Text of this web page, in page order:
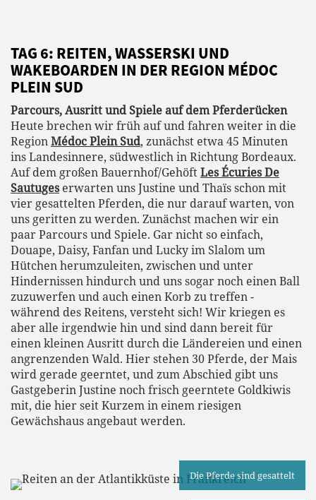
TAG 6: REITEN, WASSERSKI UND
WAKEBOARDEN IN DER REGION MÉDOC
PLEIN SUD
Parcours, Ausritt und Spiele auf dem Pferderücken
Heute brechen wir früh auf und fahren weiter in die
RegionMédoc Plein Sud, zunächst etwa 45 Minuten
ins Landesinnere, südwestlich in Richtung Bordeaux.
Auf dem großen Bauernhof/GehöftLes Écuries De
Sautugeserwarten uns Justine und Thaïs schon mit
vier gesattelten Pferden, die nur darauf warten, von
uns geritten zu werden. Zunächst machen wir ein
paar Parcours und Spiele. Gar nicht so einfach,
Douape, Daisy, Fanfan und Lucky im Slalom um
Hütchen herumzuleiten, zwischen und unter
Hindernissen hindurch und uns sogar noch einen Ball
zuzuwerfen und auch einen Korb zu treffen -
während des Reitens, versteht sich! Wir kriegen es
aber alle irgendwie hin und sind dann bereit für
einen kleinen Ausritt durch die Ländereien und einen
angrenzenden Wald. Hier stehen 30 Pferde, der Mais
wird gerade geerntet, und zum Abschied gibt uns
Gastgeberin Justine noch frisch geerntete Goldkiwis
mit, die hier seit Kurzem in einem riesigen
Gewächshaus angebaut werden.
Die Pferde sind gesattelt